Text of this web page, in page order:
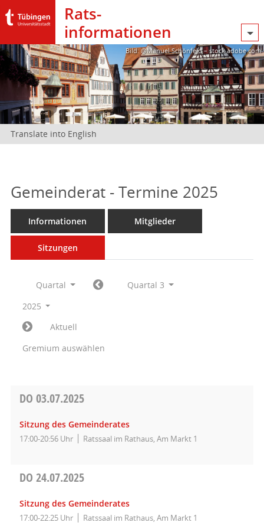
Rats­
informationen
Bild: @Manuel Schönfeld – stock.adobe.com
Translate into English
Gemeinderat - Termine 2025
Informationen Mitglieder
Sitzungen
Quartal
Quartal 3
2025
Aktuell
Gremium auswählen
DO 03.07.2025
Sitzung des Gemeinderates
17:00-20:56 Uhr Ratssaal im Rathaus, Am Markt 1
DO 24.07.2025
Sitzung des Gemeinderates
17:00-22:25 Uhr Ratssaal im Rathaus, Am Markt 1